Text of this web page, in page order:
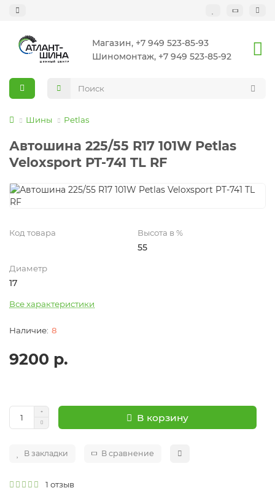
Магазин, +7 949 523-85-93
Шиномонтаж, +7 949 523-85-92
Шины Petlas
Автошина 225/55 R17 101W Petlas
Veloxsport PT-741 TL RF
Код товара Высота в %
55
Диаметр
17
Все характеристики
8
9200 р.
В корзину
В закладки В сравнение
1 отзыв